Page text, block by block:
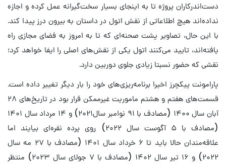
دست‌اندرکاران پروژه تا به اینجای بسیار سخت‌گیرانه عمل کرده و اجازه
نداده‌اند هیچ اطلاعاتی از نقش اتول در داستان به بیرون درز پیدا کند.
با این حال، تصاویر پشت صحنه‌ای که تا به امروز به فضای مجازی راه
یافته‌اند، تایید می‌کنند اتول یکی از نقش‌های اصلی را ایفا خواهد کرد؛
نقشی که حضور نسبتا زیادی جلوی دوربین دارد.
پارامونت پیکچرز اخیرا برنامه‌ریزی‌های خود را بار دیگر تغییر داده است.
قسمت‌های هفتم و هشتم ماموریت غیرممکن قرار بود در تاریخ‌های ۲۸
آبان سال ۱۴۰۰ (مصادف با ۹۱ نوامبر سال۲۰۲۱) و ۱۴ مرداد سال ۱۴۰۱
(مصادف با ۵ آگوست سال ۲۰۲۲) روی پرده نقره‌ای بیایند اما
علاقه‌مندان حالا باید تا ۶ خرداد سال ۱۴۰۱ (مصادف با ۲۷ مه سال
۲۰۲۲) و ۱۶ تیر سال ۱۴۰۲ (مصادف با ۷ جولای سال ۲۰۲۳) منتظر